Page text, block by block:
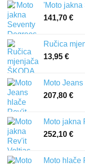
'Moto jakna
141,70 €
Ručica
13,95 €
Moto
207,80 €
Moto jakna
252,10 €
Moto hlače